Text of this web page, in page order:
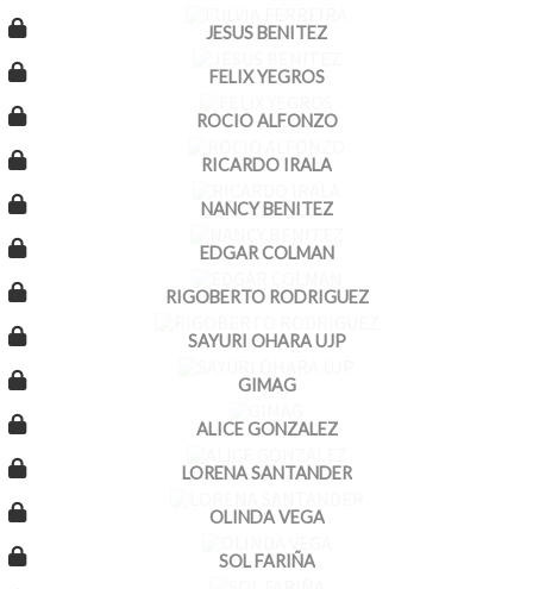
JESUS BENITEZ
FELIX YEGROS
ROCIO ALFONZO
RICARDO IRALA
NANCY BENITEZ
EDGAR COLMAN
RIGOBERTO RODRIGUEZ
SAYURI OHARA UJP
GIMAG
ALICE GONZALEZ
LORENA SANTANDER
OLINDA VEGA
SOL FARIÑA